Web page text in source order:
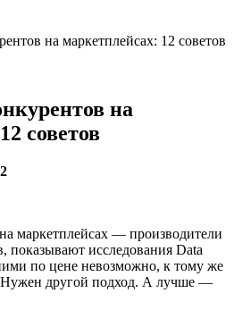
на маркетплейсах: 12 советов
на
советов
маркетплейсах — производители
показывают исследования Data
по цене невозможно, к тому же
другой подход. А лучше —